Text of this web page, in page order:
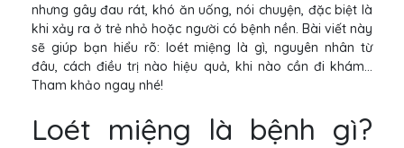
nhưng gây đau rát, khó ăn uống, nói chuyện, đặc biệt là
khi xảy ra ở trẻ nhỏ hoặc người có bệnh nền. Bài viết này
sẽ giúp bạn hiểu rõ: loét miệng là gì, nguyên nhân từ
đâu, cách điều trị nào hiệu quả, khi nào cần đi khám...
Tham khảo ngay nhé!
Loét miệng là bệnh gì?